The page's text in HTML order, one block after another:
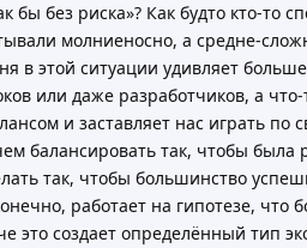
бы без риска»? Как будто кто-то
молниеносно, а средне-
в этой ситуации удивляет
или даже разработчиков, а
и заставляет нас играть
балансировать так, чтобы была
так, чтобы большинство
работает на гипотезе, что
это создает определённый тип